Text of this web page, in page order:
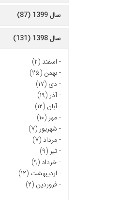
سال 1399 (87)
سال 1398 (131)
- اسفند (۲)
-بهمن (۲۵)
- دی (۱۷)
-آذر (۱۹)
-آبان (۱۲)
-مهر (۱۰)
- شهریور (۷)
-مرداد (۷)
-تیر (۹)
- خرداد (۹)
- اردیبهشت (۱۲)
- فروردین (۲)